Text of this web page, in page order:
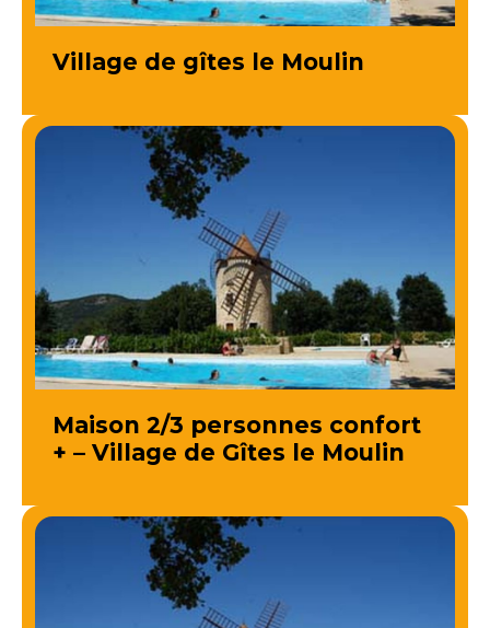
Village de gîtes le Moulin
Maison 2/3 personnes confort
+ – Village de Gîtes le Moulin